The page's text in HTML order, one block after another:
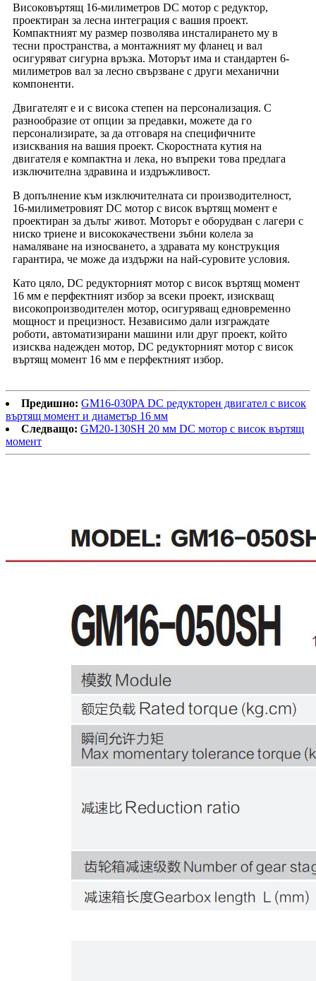
Високовъртящ 16-милиметров DC мотор с редуктор,
проектиран за лесна интеграция с вашия проект.
Компактният му размер позволява инсталирането му в
тесни пространства, а монтажният му фланец и вал
осигуряват сигурна връзка. Моторът има и стандартен 6-
милиметров вал за лесно свързване с други механични
компоненти.
Двигателят е и с висока степен на персонализация. С
разнообразие от опции за предавки, можете да го
персонализирате, за да отговаря на специфичните
изисквания на вашия проект. Скоростната кутия на
двигателя е компактна и лека, но въпреки това предлага
изключителна здравина и издръжливост.
В допълнение към изключителната си производителност,
16-милиметровият DC мотор с висок въртящ момент е
проектиран за дълъг живот. Моторът е оборудван с лагери с
ниско триене и висококачествени зъбни колела за
намаляване на износването, а здравата му конструкция
гарантира, че може да издържи на най-суровите условия.
Като цяло, DC редукторният мотор с висок въртящ момент
16 мм е перфектният избор за всеки проект, изискващ
високопроизводителен мотор, осигуряващ едновременно
мощност и прецизност. Независимо дали изграждате
роботи, автоматизирани машини или друг проект, който
изисква надежден мотор, DC редукторният мотор с висок
въртящ момент 16 мм е перфектният избор.
Предишно: GM16-030PA DC редукторен двигател с висок
въртящ момент и диаметър 16 мм
Следващо: GM20-130SH 20 мм DC мотор с висок въртящ
момент